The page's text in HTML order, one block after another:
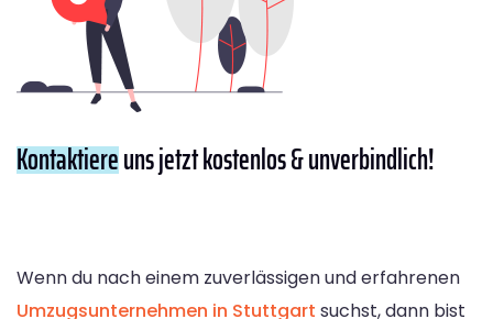
Kontaktiereuns jetzt kostenlos & unverbindlich!
Wenn du nach einem zuverlässigen und erfahrenen
Umzugsunternehmen in Stuttgart suchst, dann bist